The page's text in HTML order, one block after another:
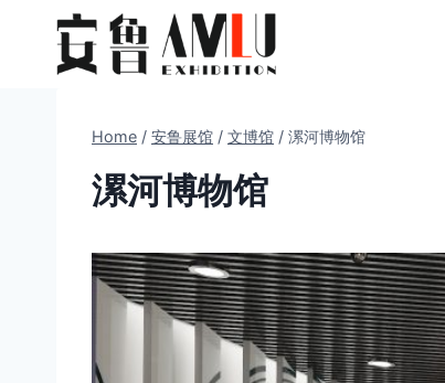
content
Home / 安鲁展馆 / 文博馆 / 漯河博物馆
漯河博物馆